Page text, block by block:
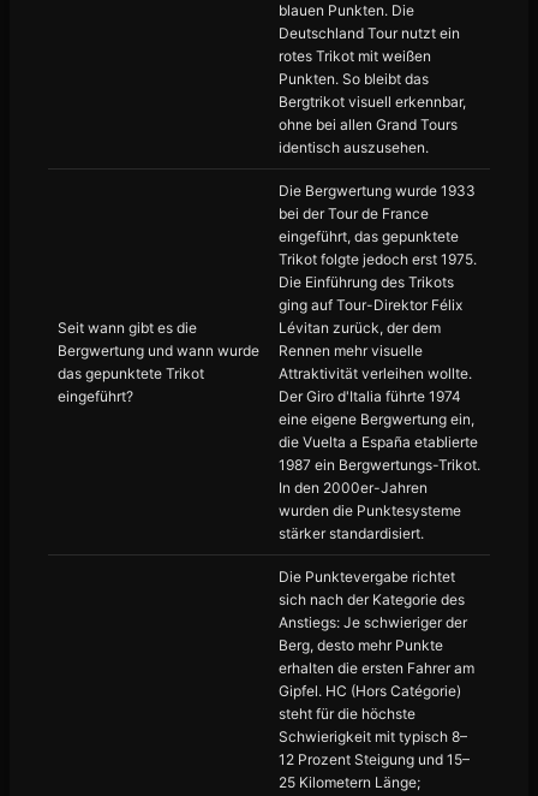
blauen Punkten. Die
Deutschland Tour nutzt ein
rotes Trikot mit weißen
Punkten. So bleibt das
Bergtrikot visuell erkennbar,
ohne bei allen Grand Tours
identisch auszusehen.
Seit wann gibt es die
Bergwertung und wann wurde
das gepunktete Trikot
eingeführt?
Die Bergwertung wurde 1933
bei der Tour de France
eingeführt, das gepunktete
Trikot folgte jedoch erst 1975.
Die Einführung des Trikots
ging auf Tour-Direktor Félix
Lévitan zurück, der dem
Rennen mehr visuelle
Attraktivität verleihen wollte.
Der Giro d'Italia führte 1974
eine eigene Bergwertung ein,
die Vuelta a España etablierte
1987 ein Bergwertungs-Trikot.
In den 2000er-Jahren
wurden die Punktesysteme
stärker standardisiert.
Die Punktevergabe richtet
sich nach der Kategorie des
Anstiegs: Je schwieriger der
Berg, desto mehr Punkte
erhalten die ersten Fahrer am
Gipfel. HC (Hors Catégorie)
steht für die höchste
Schwierigkeit mit typisch 8–
12 Prozent Steigung und 15–
25 Kilometern Länge;